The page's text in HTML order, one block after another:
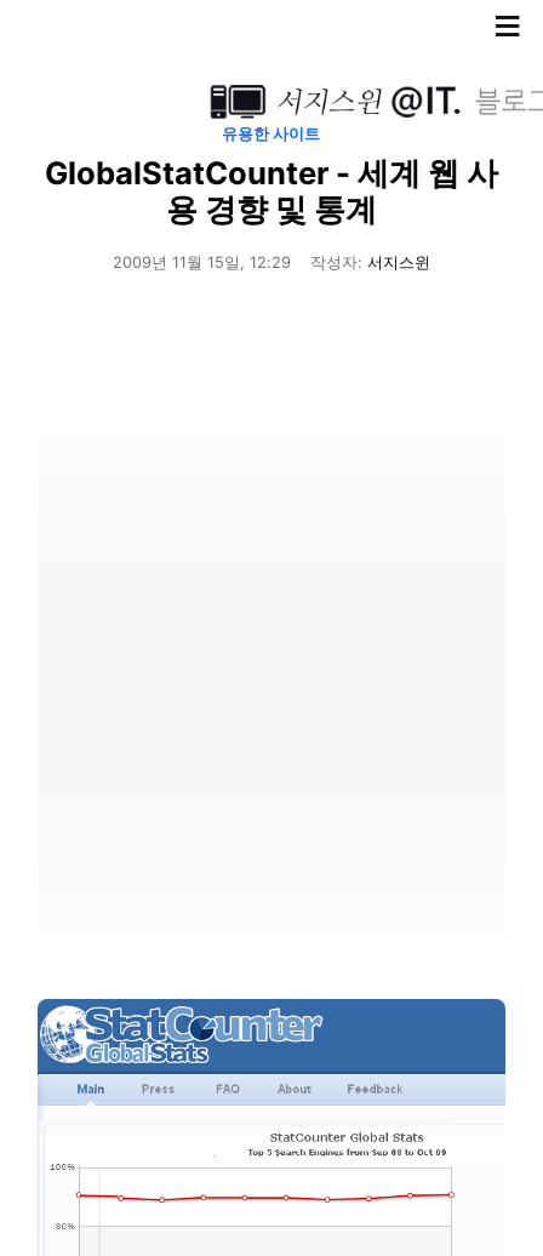
≡
유용한 사이트
GlobalStatCounter - 세계 웹 사
용 경향 및 통계
2009년 11월 15일, 12:29 작성자: 서지스윈